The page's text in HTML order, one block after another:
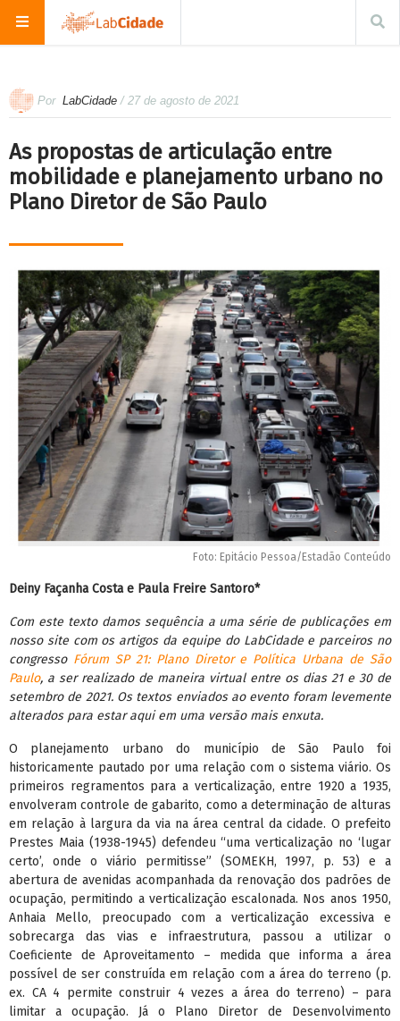
Por LabCidade / 27 de agosto de 2021
As propostas de articulação entre
mobilidade e planejamento urbano no
Plano Diretor de São Paulo
Foto: Epitácio Pessoa/Estadão Conteúdo
Deiny Façanha Costa e Paula Freire Santoro*
Com este texto damos sequência a uma série de publicações em
nosso site com os artigos da equipe do LabCidade e parceiros no
congresso Fórum SP 21: Plano Diretor e Política Urbana de São
Paulo, a ser realizado de maneira virtual entre os dias 21 e 30 de
setembro de 2021. Os textos enviados ao evento foram levemente
alterados para estar aqui em uma versão mais enxuta.
O planejamento urbano do município de São Paulo foi
historicamente pautado por uma relação com o sistema viário. Os
primeiros regramentos para a verticalização, entre 1920 a 1935,
envolveram controle de gabarito, como a determinação de alturas
em relação à largura da via na área central da cidade. O prefeito
Prestes Maia (1938-1945) defendeu “uma verticalização no ‘lugar
certo’, onde o viário permitisse” (SOMEKH, 1997, p. 53) e a
abertura de avenidas acompanhada da renovação dos padrões de
ocupação, permitindo a verticalização escalonada. Nos anos 1950,
Anhaia Mello, preocupado com a verticalização excessiva e
sobrecarga das vias e infraestrutura, passou a utilizar o
Coeficiente de Aproveitamento – medida que informa a área
possível de ser construída em relação com a área do terreno (p.
ex. CA 4 permite construir 4 vezes a área do terreno) – para
limitar a ocupação. Já o Plano Diretor de Desenvolvimento